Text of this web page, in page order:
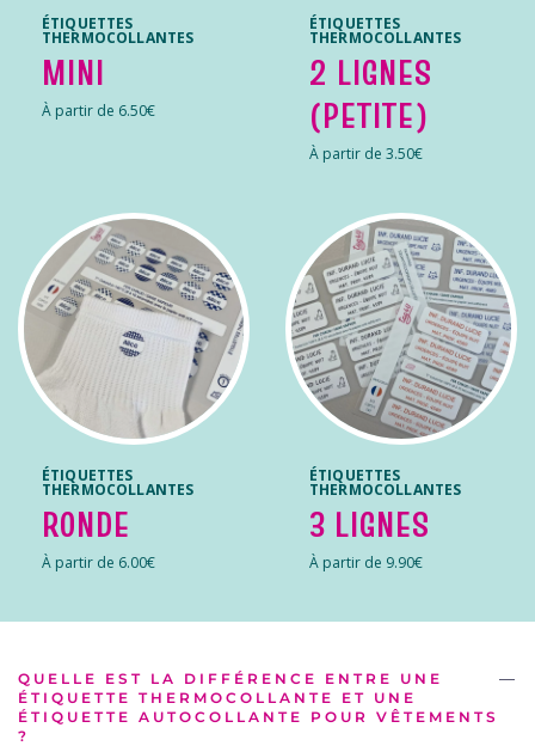
ÉTIQUETTES
THERMOCOLLANTES
MINI
À partir de 6.50€
ÉTIQUETTES
THERMOCOLLANTES
2 LIGNES
(PETITE)
À partir de 3.50€
ÉTIQUETTES
THERMOCOLLANTES
RONDE
À partir de 6.00€
ÉTIQUETTES
THERMOCOLLANTES
3 LIGNES
À partir de 9.90€
QUELLE EST LA DIFFÉRENCE ENTRE UNE
ÉTIQUETTE THERMOCOLLANTE ET UNE
ÉTIQUETTE AUTOCOLLANTE POUR VÊTEMENTS
?